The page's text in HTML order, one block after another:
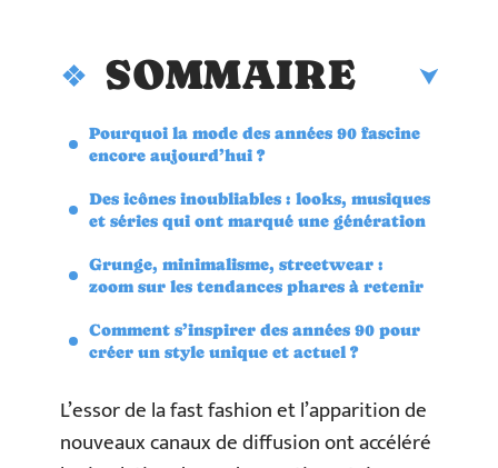
SOMMAIRE
Pourquoi la mode des années 90 fascine
encore aujourd’hui ?
Des icônes inoubliables : looks, musiques
et séries qui ont marqué une génération
Grunge, minimalisme, streetwear :
zoom sur les tendances phares à retenir
Comment s’inspirer des années 90 pour
créer un style unique et actuel ?
L’essor de la fast fashion et l’apparition de
nouveaux canaux de diffusion ont accéléré